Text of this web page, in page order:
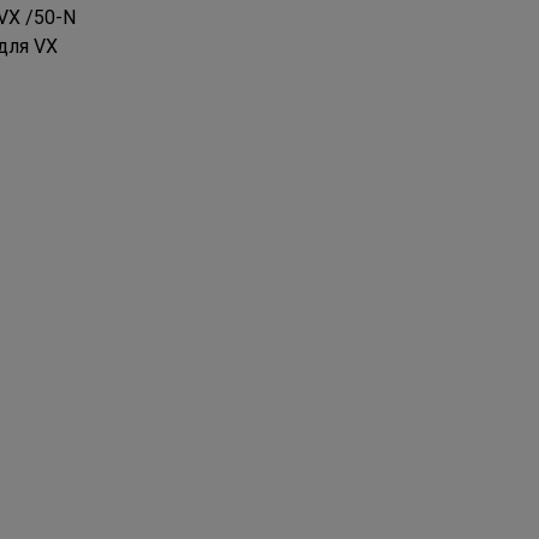
/50-N
VX